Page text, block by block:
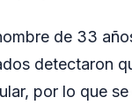
de 33
detectaron
por lo que